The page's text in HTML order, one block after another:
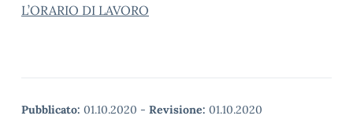
L’ORARIO DI LAVORO
Pubblicato: 01.10.2020 - Revisione: 01.10.2020